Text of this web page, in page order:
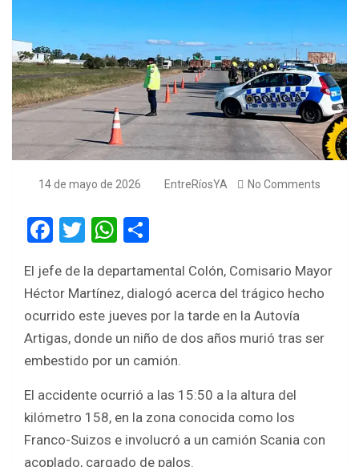
14 de mayo de 2026 EntreRíosYA No Comments
F
ce
b
o
o
k
T
tt
er
W
at
s
A
p
ar
e
El jefe de la departamental Colón, Comisario Mayor
Héctor Martínez, dialogó acerca del trágico hecho
ocurrido este jueves por la tarde en la Autovía
Artigas, donde un niño de dos años murió tras ser
embestido por un camión.
El accidente ocurrió a las 15:50 a la altura del
kilómetro 158, en la zona conocida como los
Franco-Suizos e involucró a un camión Scania con
acoplado, cargado de palos.